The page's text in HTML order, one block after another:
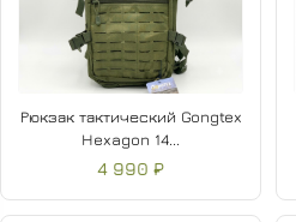
Рюкзак тактический Gongtex
Hexagon 14...
4 990 ₽